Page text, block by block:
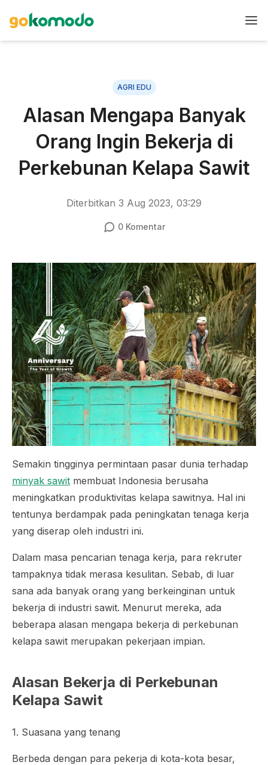
AGRI EDU
Alasan Mengapa Banyak
Orang Ingin Bekerja di
Perkebunan Kelapa Sawit
Diterbitkan 3 Aug 2023, 03:29
0Komentar
Semakin tingginya permintaan pasar dunia terhadap
minyak sawit membuat Indonesia berusaha
meningkatkan produktivitas kelapa sawitnya. Hal ini
tentunya berdampak pada peningkatan tenaga kerja
yang diserap oleh industri ini.
Dalam masa pencarian tenaga kerja, para rekruter
tampaknya tidak merasa kesulitan. Sebab, di luar
sana ada banyak orang yang berkeinginan untuk
bekerja di industri sawit. Menurut mereka, ada
beberapa alasan mengapa bekerja di perkebunan
kelapa sawit merupakan pekerjaan impian.
Alasan Bekerja di Perkebunan
Kelapa Sawit
1. Suasana yang tenang
Berbeda dengan para pekerja di kota-kota besar,